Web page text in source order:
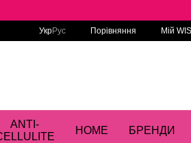
УкрРус Порівняння Мій
ANTI-
HOME БРЕНДИ